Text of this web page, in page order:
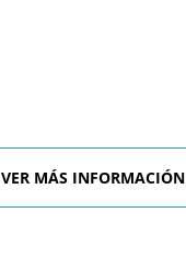
VER MÁS INFORMACIÓN